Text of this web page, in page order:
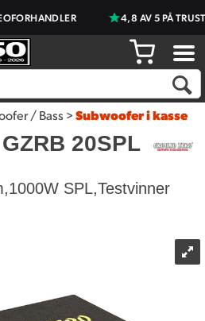
4,8 AV 5 PÅ
/ Bass>Subwoofer i kasse
20SPL
SPL,Testvinner